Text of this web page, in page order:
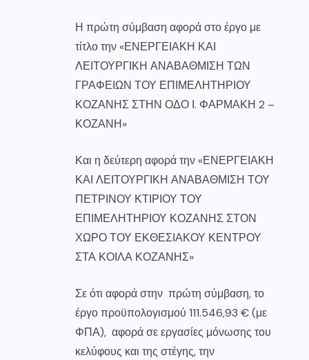
Η πρώτη σύμβαση αφορά στο έργο με
τίτλο την «ΕΝΕΡΓΕΙΑΚΗ ΚΑΙ
ΛΕΙΤΟΥΡΓΙΚΗ ΑΝΑΒΑΘΜΙΣΗ ΤΩΝ
ΓΡΑΦΕΙΩΝ ΤΟΥ ΕΠΙΜΕΛΗΤΗΡΙΟΥ
ΚΟΖΑΝΗΣ ΣΤΗΝ ΟΔΟ Ι. ΦΑΡΜΑΚΗ 2 –
ΚΟΖΑΝΗ»
Και η δεύτερη αφορά την «ΕΝΕΡΓΕΙΑΚΗ
ΚΑΙ ΛΕΙΤΟΥΡΓΙΚΗ ΑΝΑΒΑΘΜΙΣΗ ΤΟΥ
ΠΕΤΡΙΝΟΥ ΚΤΙΡΙΟΥ ΤΟΥ
ΕΠΙΜΕΛΗΤΗΡΙΟΥ ΚΟΖΑΝΗΣ ΣΤΟΝ
ΧΩΡΟ ΤΟΥ ΕΚΘΕΣΙΑΚΟΥ ΚΕΝΤΡΟΥ
ΣΤΑ ΚΟΙΛΑ ΚΟΖΑΝΗΣ»
Σε ότι αφορά στην πρώτη σύμβαση, το
έργο προϋπολογισμού 111.546,93 € (με
ΦΠΑ), αφορά σε εργασίες μόνωσης του
κελύφους και της στέγης, την